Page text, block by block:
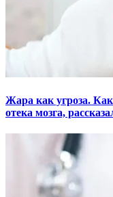
Жара как угроза. Как
отека мозга,